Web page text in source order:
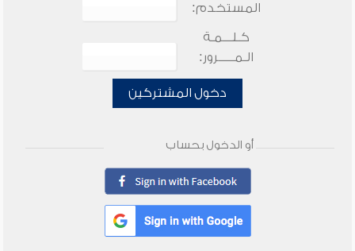
المستخدم:
كـلـــمـة
الـمـــــرور:
دخول المشتركين
أو الدخول بحساب